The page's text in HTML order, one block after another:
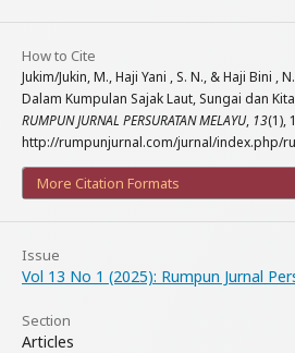
How to Cite
Jukim/Jukin, M., Haji Yani , S. N., & Haji Bini ,
Dalam Kumpulan Sajak Laut, Sungai dan
RUMPUN JURNAL PERSURATAN MELAYU, 13(1),
http://rumpunjurnal.com/jurnal/index.php/
More Citation Formats
Issue
Vol 13 No 1 (2025): Rumpun Jurnal
Section
Articles